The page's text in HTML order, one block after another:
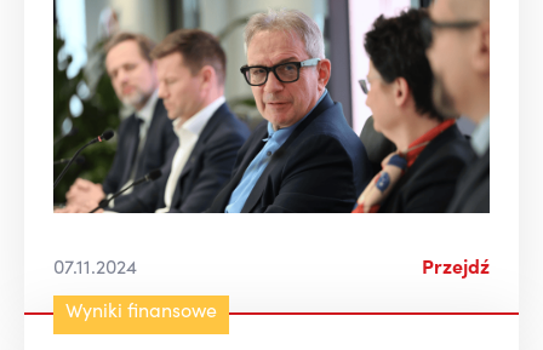
07.11.2024 Przejdź
Wyniki finansowe